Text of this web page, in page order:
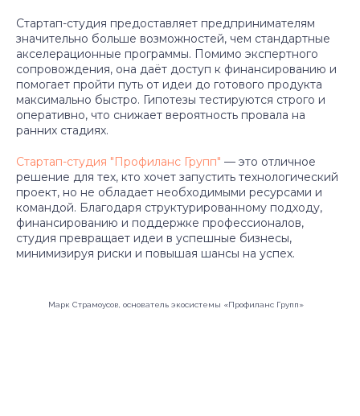
Стартап-студия предоставляет предпринимателям
значительно больше возможностей, чем стандартные
акселерационные программы. Помимо экспертного
сопровождения, она даёт доступ к финансированию и
помогает пройти путь от идеи до готового продукта
максимально быстро. Гипотезы тестируются строго и
оперативно, что снижает вероятность провала на
ранних стадиях.
Стартап-студия "Профиланс Групп" — это отличное
решение для тех, кто хочет запустить технологический
проект, но не обладает необходимыми ресурсами и
командой. Благодаря структурированному подходу,
финансированию и поддержке профессионалов,
студия превращает идеи в успешные бизнесы,
минимизируя риски и повышая шансы на успех.
Марк Страмоусов, основатель экосистемы «Профиланс Групп»
Партнёрство